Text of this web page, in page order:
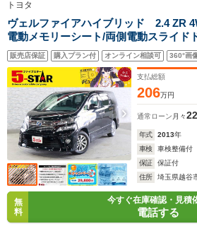
トヨタ
ヴェルファイアハイブリッド 2.4 ZR
電動メモリーシート/両側電動スライド
トロール/クリアランスソナー/パワーバ
ビ/Bluetooth/バックカメラ/HIDオートラ
販売店保証 購入プラン付 オンライン相談可 360°画
支払総額
206万円
通常ローン 月々
年式 2013年
車検
車検整備付
保証
保証付
住所
埼玉県越谷
無
料
今すぐ在庫確認・見積
電話する